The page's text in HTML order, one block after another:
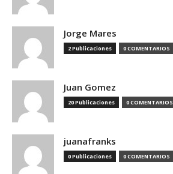
Jorge Mares
2 Publicaciones 0 COMENTARIOS
Juan Gomez
20 Publicaciones 0 COMENTARIOS
juanafranks
0 Publicaciones 0 COMENTARIOS